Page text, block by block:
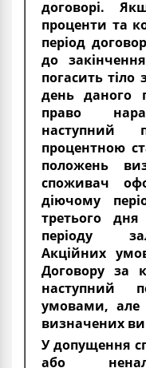
договорі.
проценти та
період
до
погасить
день даного
право
наступний
процентною
положень
споживач
діючому
третього
періоду
Акційних
Договору за
наступний
умовами, але
визначених
У допущення
або